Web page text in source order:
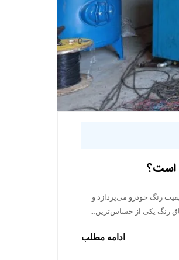
است؟
رنگ خودرو می‌پردازد و
رنگ یکی از حساس‌ترین…
ادامه مطلب